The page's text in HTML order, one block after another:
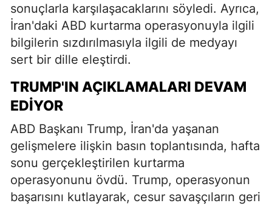
sonuçlarla karşılaşacaklarını söyledi. Ayrıca,
İran'daki ABD kurtarma operasyonuyla ilgili
bilgilerin sızdırılmasıyla ilgili de medyayı
sert bir dille eleştirdi.
TRUMP'IN AÇIKLAMALARI DEVAM
EDIYOR
ABD Başkanı Trump, İran'da yaşanan
gelişmelere ilişkin basın toplantısında, hafta
sonu gerçekleştirilen kurtarma
operasyonunu övdü. Trump, operasyonun
başarısını kutlayarak, cesur savaşçıların geri